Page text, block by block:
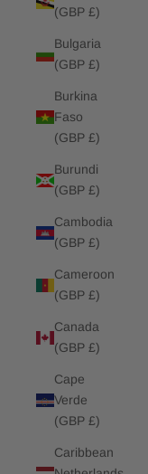
(GBP £)
Bulgaria
(GBP £)
Burkina
Faso
(GBP £)
Burundi
(GBP £)
Cambodia
(GBP £)
Cameroon
(GBP £)
Canada
(GBP £)
Cape
Verde
(GBP £)
Caribbean